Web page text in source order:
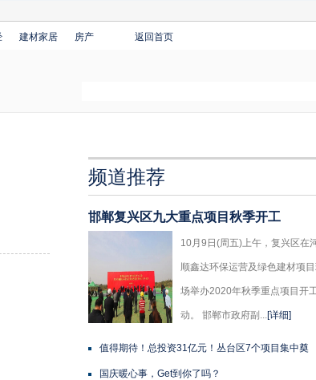
建材家居 房产 返回首页
频道推荐
邯郸复兴区九大重点项目秋季开工
10月9日(周五)上午，复兴区在
顺鑫达环保运营及绿色建材项
场举办2020年秋季重点项目开
动。 邯郸市政府副...[详细]
值得期待！总投资31亿元！丛台区7个项目集中奠
国庆暖心事，Get到你了吗？